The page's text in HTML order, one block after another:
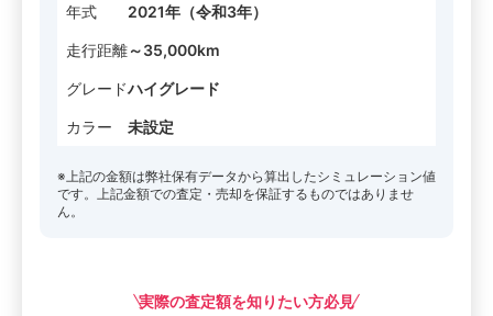
年式 2021年（令和3年）
走行距離～35,000km
グレードハイグレード
カラー 未設定
※上記の金額は弊社保有データから算出したシミュレーション値
です。上記金額での査定・売却を保証するものではありませ
ん。
実際の査定額を知りたい方必見